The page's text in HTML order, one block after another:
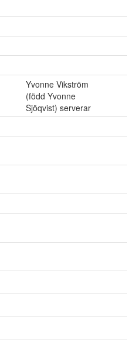
Yvonne Vikström
(född Yvonne
Sjöqvist) serverar